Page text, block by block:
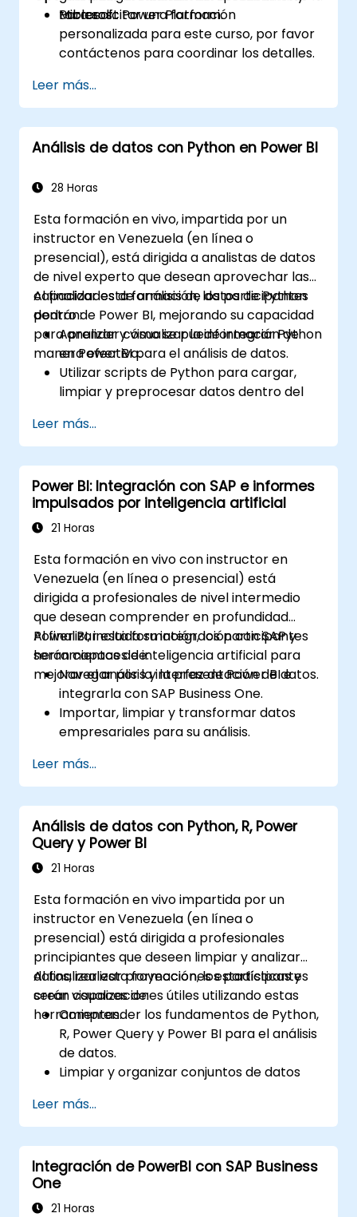
Microsoft Power Platform.
tableros.
Para solicitar una formación
personalizada para este curso, por favor
contáctenos para coordinar los detalles.
Leer más...
Análisis de datos con Python en Power BI
28 Horas
Esta formación en vivo, impartida por un
instructor en Venezuela (en línea o
presencial), está dirigida a analistas de datos
de nivel experto que desean aprovechar las
capacidades de análisis de datos de Python
dentro de Power BI, mejorando su capacidad
para analizar y visualizar la información de
manera efectiva.
Al finalizar esta formación, los participantes
podrán:
Aprender cómo se puede integrar Python
en Power BI para el análisis de datos.
Utilizar scripts de Python para cargar,
limpiar y preprocesar datos dentro del
Mejorar las capacidades de visualización
de datos creando visualizaciones
personalizadas e interactivas mediante
Python.
Adquirir habilidades avanzadas de análisis
de datos utilizando Python.
Leer más...
Power BI: Integración con SAP e informes
impulsados por inteligencia artificial
21 Horas
Esta formación en vivo con instructor en
Venezuela (en línea o presencial) está
dirigida a profesionales de nivel intermedio
que desean comprender en profundidad
Power BI, incluida su integración con SAP y
herramientas de inteligencia artificial para
mejorar el análisis y la presentación de datos.
Al finalizar esta formación, los participantes
serán capaces de:
Navegar por la interfaz de Power BI e
integrarla con SAP Business One.
Importar, limpiar y transformar datos
empresariales para su análisis.
aplicar DAX para obtener perspectivas
detalladas.
Crear visualizaciones y paneles
atractivos.
Aprovechar herramientas de inteligencia
artificial como Copilot y ChatGPT para
Publicar, compartir y gestionar informes
de Power BI de manera eficaz.
Leer más...
Análisis de datos con Python, R, Power
Query y Power BI
21 Horas
Esta formación en vivo impartida por un
instructor en Venezuela (en línea o
presencial) está dirigida a profesionales
principiantes que deseen limpiar y analizar
datos, realizar proyecciones estadísticas y
crear visualizaciones útiles utilizando estas
herramientas.
Al finalizar esta formación, los participantes
serán capaces de:
Comprender los fundamentos de Python,
R, Power Query y Power BI para el análisis
de datos.
Limpiar y organizar conjuntos de datos
Realizar análisis estadístico y
proyecciones con R.
Crear tableros de control e informes
profesionales con Power BI.
Integrar y analizar datos provenientes de
múltiples fuentes de manera eficaz.
Leer más...
Integración de PowerBI con SAP Business
One
21 Horas